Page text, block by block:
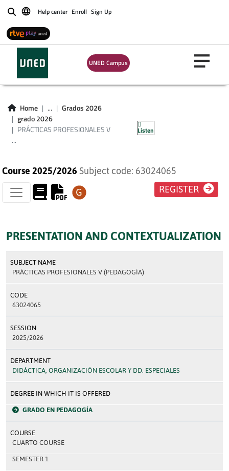
BuscarHelp center Enroll Sign Up
UNED Campus
Home ...
Grados 2026
grado 2026
PRÁCTICAS PROFESIONALES V
...
Listen
PRÁCTICAS
PROFESIONALES V
(PEDAGOGÍA)
Course 2025/2026 Subject code: 63024065
REGISTER
PRESENTATION AND CONTEXTUALIZATION
SUBJECT NAME
PRÁCTICAS PROFESIONALES V (PEDAGOGÍA)
CODE
63024065
SESSION
2025/2026
DEPARTMENT
DIDÁCTICA, ORGANIZACIÓN ESCOLAR Y DD. ESPECIALES
DEGREE IN WHICH IT IS OFFERED
GRADO EN PEDAGOGÍA
COURSE
CUARTO COURSE
SEMESTER 1